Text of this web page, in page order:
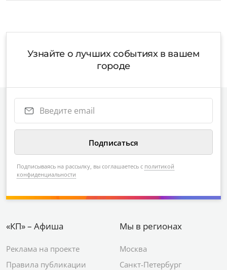
Узнайте о лучших событиях в вашем
городе
Подписываясь на рассылку, вы соглашаетесь с политикой
конфиденциальности
«КП» – Афиша
Реклама на проекте
Правила публикации
Мы в регионах
Москва
Санкт-Петербург